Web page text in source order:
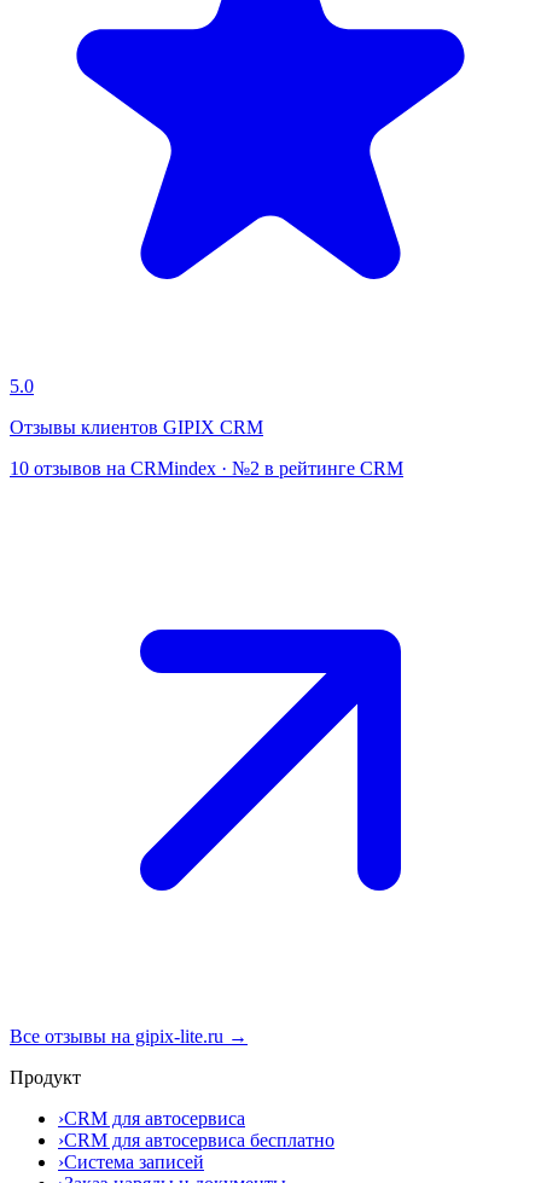
5.0
Отзывы клиентов GIPIX CRM
10 отзывов на CRMindex · №2 в рейтинге CRM
Все отзывы на gipix-lite.ru →
Продукт
›CRM для автосервиса
›CRM для автосервиса бесплатно
›Система записей